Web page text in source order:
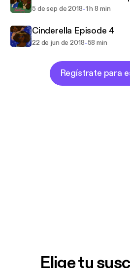
5 de sep de 2018-1 h 8 min
Cinderella Episode 4
22 de jun de 2018-58 min
Regístrate para
Elige tu